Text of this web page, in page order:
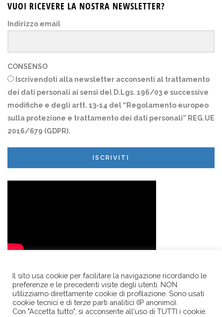
VUOI RICEVERE LA NOSTRA NEWSLETTER?
Indirizzo email
CONSENSO
Iscrivendoti alla newsletter acconsenti al trattamento
dei dati personali ai sensi del D.Lgs. 196/03 e successive
modifiche e degli artt. 13-14 del “Regolamento europeo
sulla protezione e trattamento dei dati personali” REG.UE
2016/679 (GDPR).
ISCRIVITI
Il sito usa cookie per facilitare la navigazione ricordando le
preferenze e le precedenti visite degli utenti. NON
utilizziamo direttamente cookie di profilazione. Sono usati
cookie tecnici e di terze parti analitici (IP anonimo).
Con "Accetta tutto", si acconsente all'uso di TUTTI i cookie.